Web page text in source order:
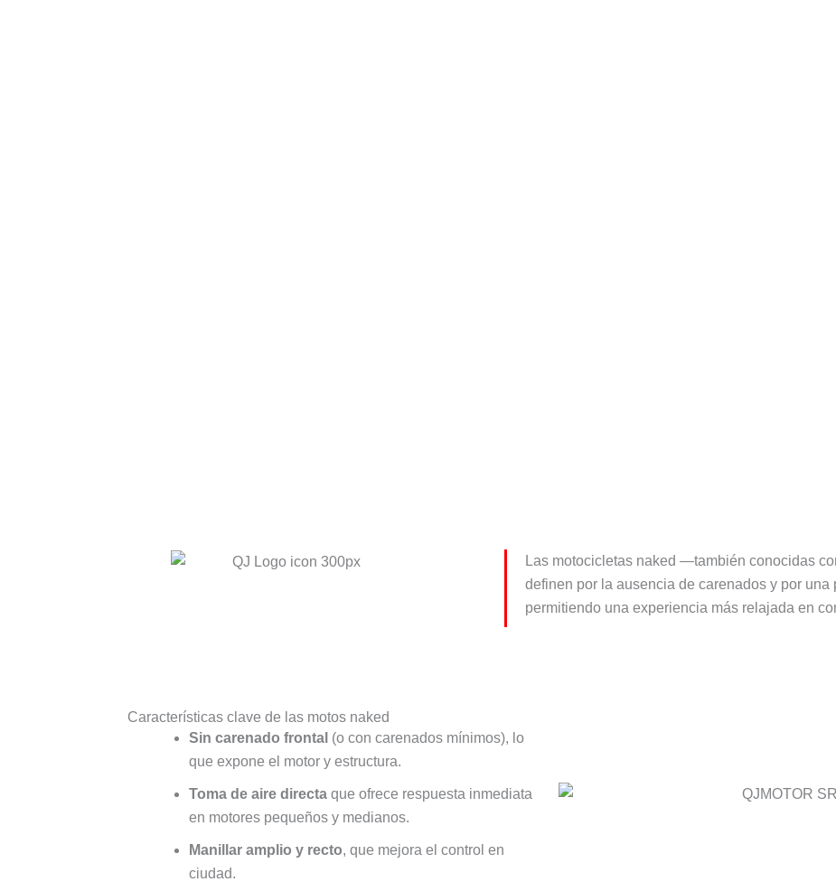
Las motocicletas naked —también conocidas
definen por la ausencia de carenados y por
permitiendo una experiencia más relajada en
Características clave de las motos naked
Sin carenado frontal (o con carenados mínimos), lo
que expone el motor y estructura.
Toma de aire directaque ofrece respuesta inmediata
en motores pequeños y medianos.
Manillar amplio y recto, que mejora el control en
ciudad.